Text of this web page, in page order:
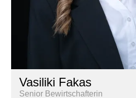
Vasiliki Fakas
Senior Bewirtschafterin